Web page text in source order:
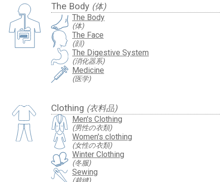
The Body (体)
The Body
(体)
The Face
(顔)
The Digestive System
(消化器系)
Medicine
(医学)
Clothing (衣料品)
Men's Clothing
(男性の衣類)
Women's clothing
(女性の衣類)
Winter Clothing
(冬服)
Sewing